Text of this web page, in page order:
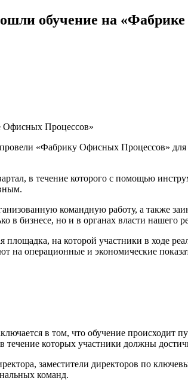
обучение на
«Фабрику Офисных Процессов»
в течение которого с помощью
командную работу, а также
в бизнесе, но и в органах власти нашего
на которой участники в ходе
операционные и экономические
в том, что обучение происходит
течение которых участники должны
заместители директоров по
команд.